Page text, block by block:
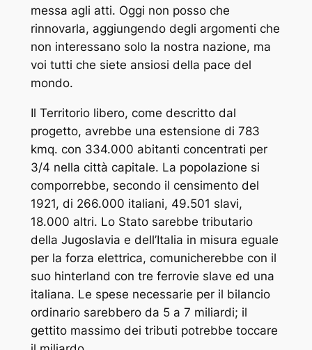
messa agli atti. Oggi non posso che
rinnovarla, aggiungendo degli argomenti che
non interessano solo la nostra nazione, ma
voi tutti che siete ansiosi della pace del
mondo.
Il Territorio libero, come descritto dal
progetto, avrebbe una estensione di 783
kmq. con 334.000 abitanti concentrati per
3/4 nella città capitale. La popolazione si
comporrebbe, secondo il censimento del
1921, di 266.000 italiani, 49.501 slavi,
18.000 altri. Lo Stato sarebbe tributario
della Jugoslavia e dell’Italia in misura eguale
per la forza elettrica, comunicherebbe con il
suo hinterland con tre ferrovie slave ed una
italiana. Le spese necessarie per il bilancio
ordinario sarebbero da 5 a 7 miliardi; il
gettito massimo dei tributi potrebbe toccare